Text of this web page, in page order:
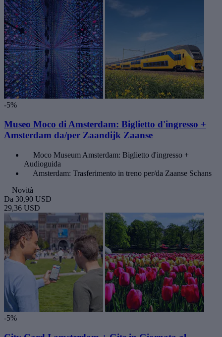
-5%
Museo Moco di Amsterdam: Biglietto d'ingresso +
Amsterdam da/per Zaandijk Zaanse
Moco Museum Amsterdam: Biglietto d'ingresso +
Audioguida
Amsterdam: Trasferimento in treno per/da Zaanse Schans
Novità
Da 30,90 USD
29,36 USD
-5%